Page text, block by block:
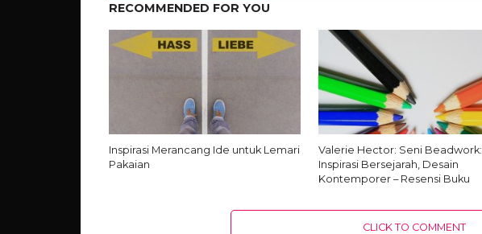
RECOMMENDED FOR YOU
Inspirasi Merancang Ide untuk Lemari
Pakaian
Valerie Hector: Seni Beadwork:
Inspirasi Bersejarah, Desain
Kontemporer – Resensi Buku
CLICK TO COMMENT